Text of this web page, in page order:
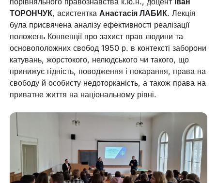
ТОРОНЧУК, асистентка Анастасія ЛАБИК. Лекція
була присвячена аналізу ефективності реалізації
положень Конвенції про захист прав людини та
основоположних свобод 1950 р. в контексті заборони
катувань, жорстокого, нелюдського чи такого, що
принижує гідність, поводження і покарання, права на
свободу й особисту недоторканість, а також права на
приватне життя на національному рівні.